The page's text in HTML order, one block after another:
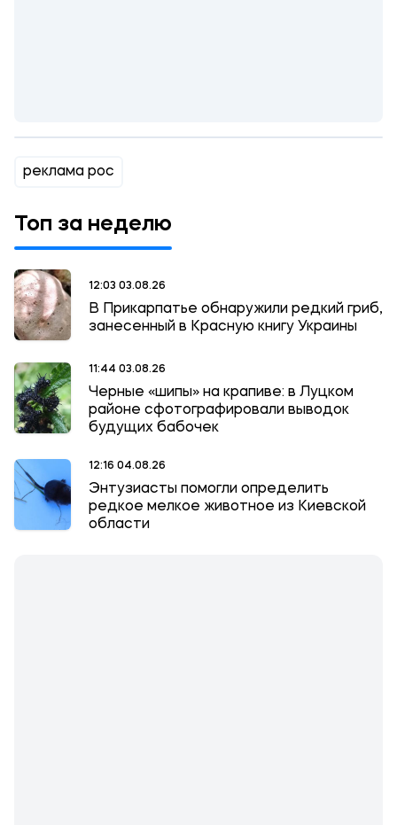
реклама рос
Топ за неделю
12:03 03.08.26
В Прикарпатье обнаружили редкий гриб,
занесенный в Красную книгу Украины
11:44 03.08.26
Черные «шипы» на крапиве: в Луцком
районе сфотографировали выводок
будущих бабочек
12:16 04.08.26
Энтузиасты помогли определить
редкое мелкое животное из Киевской
области